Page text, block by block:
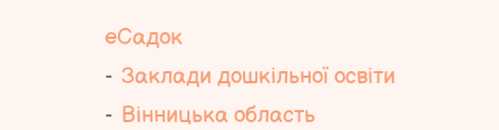
еСадок
Заклади дошкільної освіти
Вінницька область